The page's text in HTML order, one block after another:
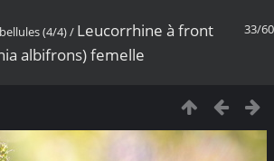
33/60
(4/4)/ Leucorrhine à front
albifrons) femelle